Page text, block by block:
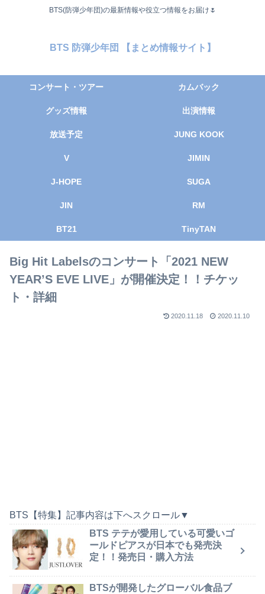
BTS(防弾少年団)の最新情報や役立つ情報をお届け🌷
BTS 防弾少年団 【まとめ情報サイト】
コンサート・ツアー カムバック
グッズ情報 出演情報
放送予定 JUNG KOOK
V JIMIN
J-HOPE SUGA
JIN RM
BT21 TinyTAN
Big Hit Labelsのコンサート「2021 NEW
YEAR’S EVE LIVE」が開催決定！！チケッ
ト・詳細
2020.11.18 2020.11.10
BTS【特集】記事内容は下へスクロール▼
BTS テテが愛用している可愛いゴ
ールドピアスが日本でも発売決
定！！発売日・購入方法
BTSが開発したグローバル食品ブ